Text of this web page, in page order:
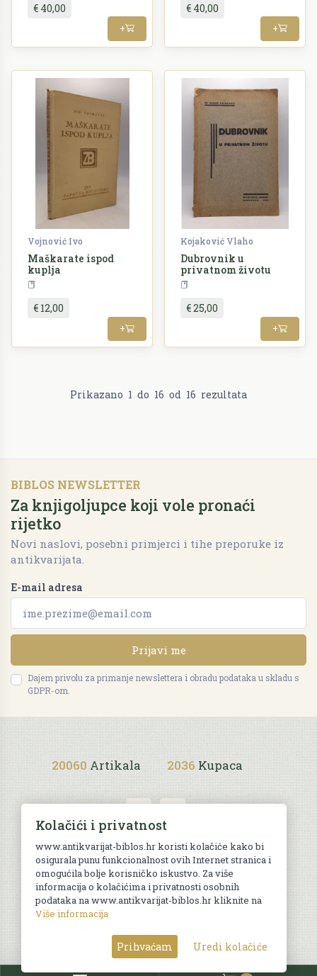
€ 40,00
+
€ 40,00
+
Vojnović Ivo
Maškarate ispod
kuplja
€ 12,00
+
Kojaković Vlaho
Dubrovnik u
privatnom životu
€ 25,00
+
Prikazano 1 do 16 od 16 rezultata
BIBLOS NEWSLETTER
Za knjigoljupce koji vole pronaći
rijetko
Novi naslovi, posebni primjerci i tihe preporuke iz
antikvarijata.
E-mail adresa
Prijavi me
Dajem privolu za primanje newslettera i obradu podataka u skladu s
GDPR-om.
20060 Artikala 2036 Kupaca
Uvjeti kupnje
© Sva prava pridržana. Web by
Kolačići i privatnost
www.antikvarijat-biblos.hr koristi kolačiće kako bi
osigurala punu funkcionalnost ovih Internet stranica i
omogućila bolje korisničko iskustvo. Za više
informacija o kolačićima i privatnosti osobnih
podataka na www.antikvarijat-biblos.hr kliknite na
Više informacija
Prihvaćam Uredi kolačiće